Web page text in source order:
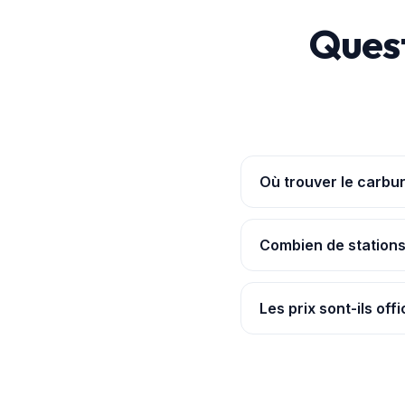
Où trouver le
cher relevé y était à
Combien de
Les prix sont-ils